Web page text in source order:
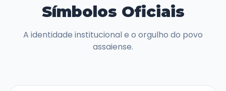
Símbolos Oficiais
A identidade institucional e o orgulho do povo
assaiense.